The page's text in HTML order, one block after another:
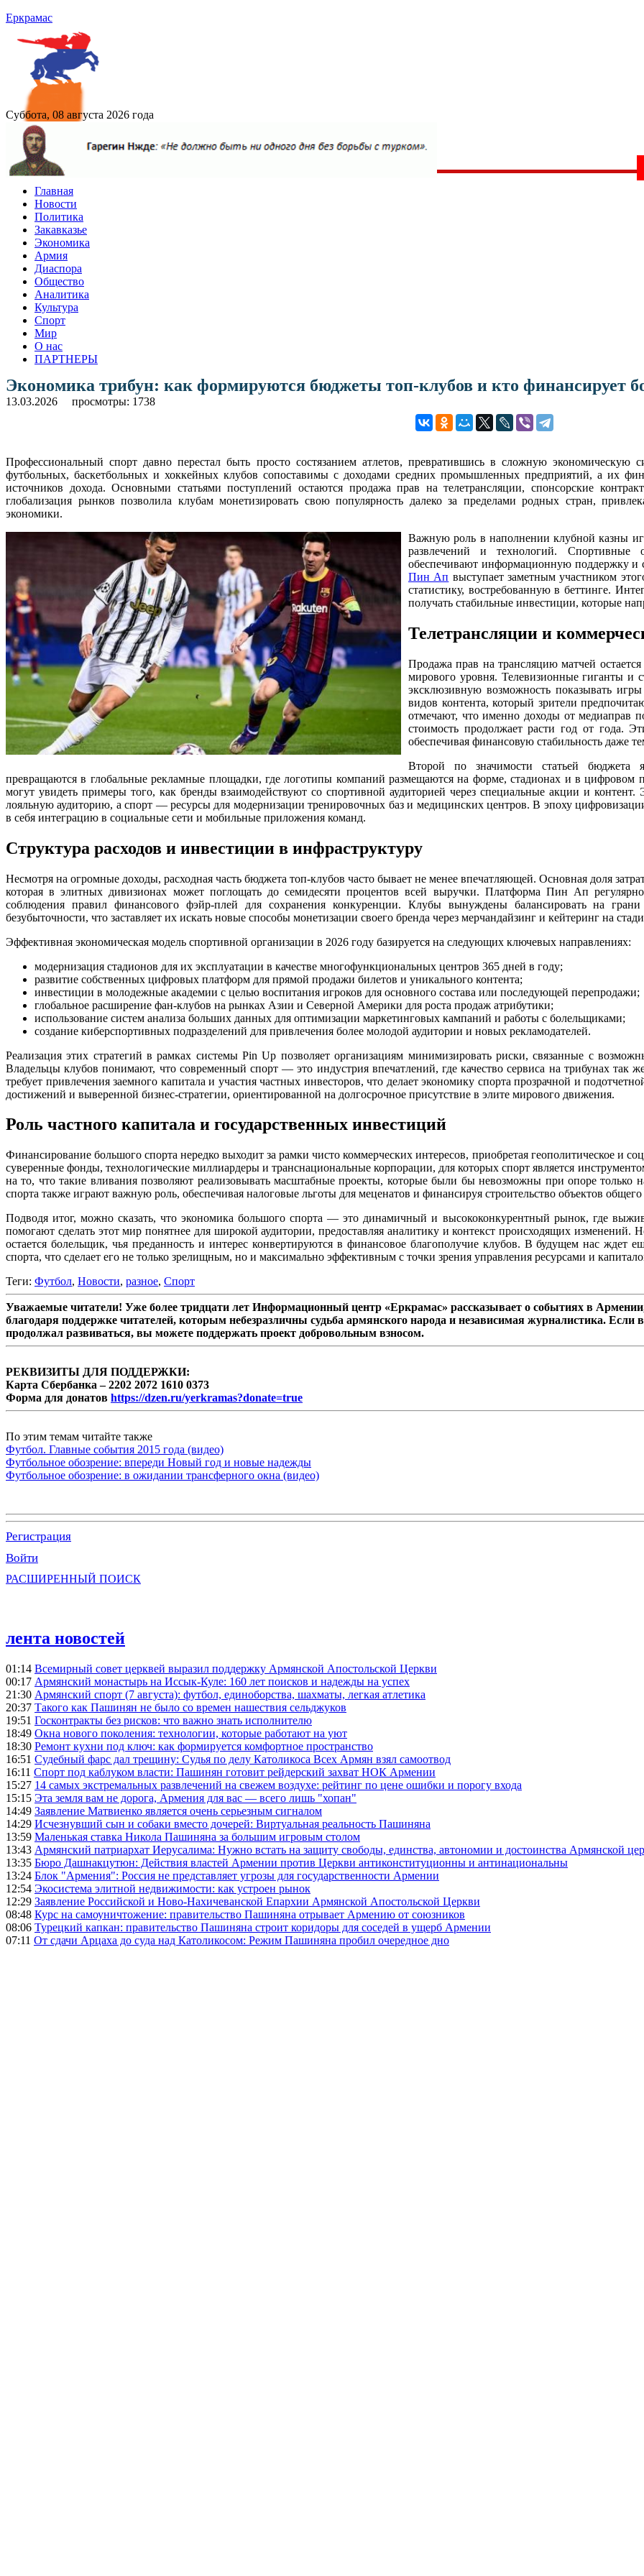
Еркрамас
Суббота, 08 августа 2026 года
Главная
Новости
Политика
Закавказье
Экономика
Армия
Диаспора
Общество
Аналитика
Культура
Спорт
Мир
О нас
ПАРТНЕРЫ
Экономика трибун: как формируются бюджеты топ-клубов и кто финансирует
13.03.2026 просмотры: 1738
Профессиональный спорт давно перестал быть просто состязанием атлетов, превратившись в сложную
футбольных, баскетбольных и хоккейных клубов сопоставимы с доходами средних промышленных предприятий, а их
источников дохода. Основными статьями поступлений остаются продажа прав на телетрансляции, спонсорские
глобализация рынков позволила клубам монетизировать свою популярность далеко за пределами родных стран,
экономики.
Важную роль в наполнении клубной казны
развлечений и технологий. Спортивные
обеспечивают информационную поддержку и
Пин Ап выступает заметным участником
статистику, востребованную в беттинге.
получать стабильные инвестиции, которые
Телетрансляции и
Продажа прав на трансляцию матчей
мирового уровня. Телевизионные гиганты и
эксклюзивную возможность показывать
видов контента, который зрители
отмечают, что именно доходы от медиаправ
стоимость продолжает расти год от года.
обеспечивая финансовую стабильность даже
Второй по значимости статьей бюджета
превращаются в глобальные рекламные площадки, где логотипы компаний размещаются на форме, стадионах и в
могут увидеть примеры того, как бренды взаимодействуют со спортивной аудиторией через специальные акции и
лояльную аудиторию, а спорт — ресурсы для модернизации тренировочных баз и медицинских центров. В эпоху
в себя интеграцию в социальные сети и мобильные приложения команд.
Структура расходов и инвестиции в инфраструктуру
Несмотря на огромные доходы, расходная часть бюджета топ-клубов часто бывает не менее впечатляющей. Основная доля
которая в элитных дивизионах может поглощать до семидесяти процентов всей выручки. Платформа Пин Ап
соблюдения правил финансового фэйр-плей для сохранения конкуренции. Клубы вынуждены балансировать на
безубыточности, что заставляет их искать новые способы монетизации своего бренда через мерчандайзинг и кейтеринг на
Эффективная экономическая модель спортивной организации в 2026 году базируется на следующих ключевых направлениях:
модернизация стадионов для их эксплуатации в качестве многофункциональных центров 365 дней в году;
развитие собственных цифровых платформ для прямой продажи билетов и уникального контента;
инвестиции в молодежные академии с целью воспитания игроков для основного состава или последующей перепродажи;
глобальное расширение фан-клубов на рынках Азии и Северной Америки для роста продаж атрибутики;
использование систем анализа больших данных для оптимизации маркетинговых кампаний и работы с болельщиками;
создание киберспортивных подразделений для привлечения более молодой аудитории и новых рекламодателей.
Реализация этих стратегий в рамках системы Pin Up позволяет организациям минимизировать риски, связанные с
Владельцы клубов понимают, что современный спорт — это индустрия впечатлений, где качество сервиса на трибунах так
требует привлечения заемного капитала и участия частных инвесторов, что делает экономику спорта прозрачной и
достижений и выверенной бизнес-стратегии, ориентированной на долгосрочное присутствие в элите мирового движения.
Роль частного капитала и государственных инвестиций
Финансирование большого спорта нередко выходит за рамки чисто коммерческих интересов, приобретая геополитическое и
суверенные фонды, технологические миллиардеры и транснациональные корпорации, для которых спорт является
на то, что такие вливания позволяют реализовывать масштабные проекты, которые были бы невозможны при опоре только
спорта также играют важную роль, обеспечивая налоговые льготы для меценатов и финансируя строительство объектов общего
Подводя итог, можно сказать, что экономика большого спорта — это динамичный и высококонкурентный рынок, где
помогают сделать этот мир понятнее для широкой аудитории, предоставляя аналитику и контекст происходящих
остается болельщик, чья преданность и интерес конвертируются в финансовое благополучие клубов. В будущем нас ждет
спорта, что сделает его не только зрелищным, но и максимально эффективным с точки зрения управления ресурсами и
Теги: Футбол, Новости, разное, Спорт
Уважаемые читатели! Уже более тридцати лет Информационный центр «Еркрамас» рассказывает о событиях в
благодаря поддержке читателей, которым небезразличны судьба армянского народа и независимая журналистика.
продолжал развиваться, вы можете поддержать проект добровольным взносом.
РЕКВИЗИТЫ ДЛЯ ПОДДЕРЖКИ:
Карта Сбербанка – 2202 2072 1610 0373
Форма для донатов https://dzen.ru/yerkramas?donate=true
По этим темам читайте также
Футбол. Главные события 2015 года (видео)
Футбольное обозрение: впереди Новый год и новые надежды
Футбольное обозрение: в ожидании трансферного окна (видео)
Регистрация
Войти
РАСШИРЕННЫЙ ПОИСК
лента новостей
01:14 Всемирный совет церквей выразил поддержку Армянской Апостольской Церкви
00:17 Армянский монастырь на Иссык-Куле: 160 лет поисков и надежды на успех
21:30 Армянский спорт (7 августа): футбол, единоборства, шахматы, легкая атлетика
20:37 Такого как Пашинян не было со времен нашествия сельджуков
19:51 Госконтракты без рисков: что важно знать исполнителю
18:49 Окна нового поколения: технологии, которые работают на уют
18:30 Ремонт кухни под ключ: как формируется комфортное пространство
16:51 Судебный фарс дал трещину: Судья по делу Католикоса Всех Армян взял самоотвод
16:11 Спорт под каблуком власти: Пашинян готовит рейдерский захват НОК Армении
15:27 14 самых экстремальных развлечений на свежем воздухе: рейтинг по цене ошибки и порогу входа
15:15 Эта земля вам не дорога, Армения для вас — всего лишь "хопан"
14:49 Заявление Матвиенко является очень серьезным сигналом
14:29 Исчезнувший сын и собаки вместо дочерей: Виртуальная реальность Пашиняна
13:59 Маленькая ставка Никола Пашиняна за большим игровым столом
13:43 Армянский патриархат Иерусалима: Нужно встать на защиту свободы, единства, автономии и достоинства Армянской
13:35 Бюро Дашнакцутюн: Действия властей Армении против Церкви антиконституционны и антинациональны
13:24 Блок "Армения": Россия не представляет угрозы для государственности Армении
12:54 Экосистема элитной недвижимости: как устроен рынок
12:29 Заявление Российской и Ново-Нахичеванской Епархии Армянской Апостольской Церкви
08:48 Курс на самоуничтожение: правительство Пашиняна отрывает Армению от союзников
08:06 Турецкий капкан: правительство Пашиняна строит коридоры для соседей в ущерб Армении
07:11 От сдачи Арцаха до суда над Католикосом: Режим Пашиняна пробил очередное дно